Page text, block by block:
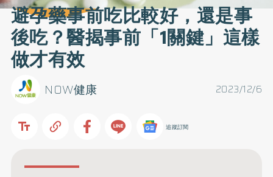
避孕藥事前吃比較好，還是事
後吃？醫揭事前「1關鍵」這樣
做才有效
2023/12/6
NOW健康
追蹤訂閱